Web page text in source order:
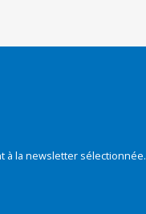
à la newsletter sélectionnée.